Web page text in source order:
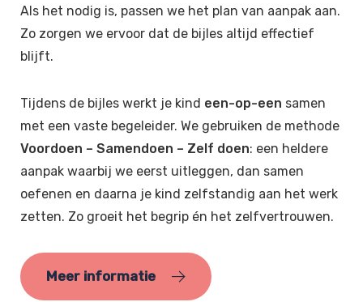
Als het nodig is, passen we het plan van aanpak aan.
Zo zorgen we ervoor dat de bijles altijd effectief
blijft.
Tijdens de bijles werkt je kind een-op-een samen
met een vaste begeleider. We gebruiken de methode
Voordoen – Samendoen – Zelf doen: een heldere
aanpak waarbij we eerst uitleggen, dan samen
oefenen en daarna je kind zelfstandig aan het werk
zetten. Zo groeit het begrip én het zelfvertrouwen.
Meer informatie